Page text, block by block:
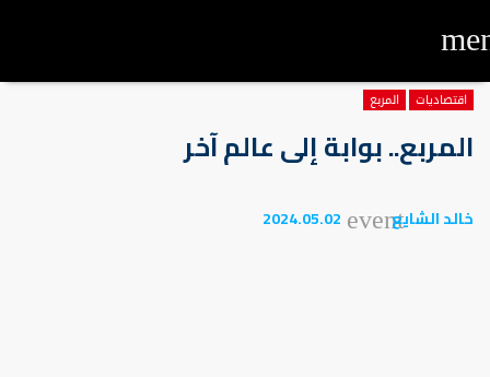
اقتصاديات المربع
المربع.. بوابة إلى عالم آخر
خالد الشايعevent
2024.05.02